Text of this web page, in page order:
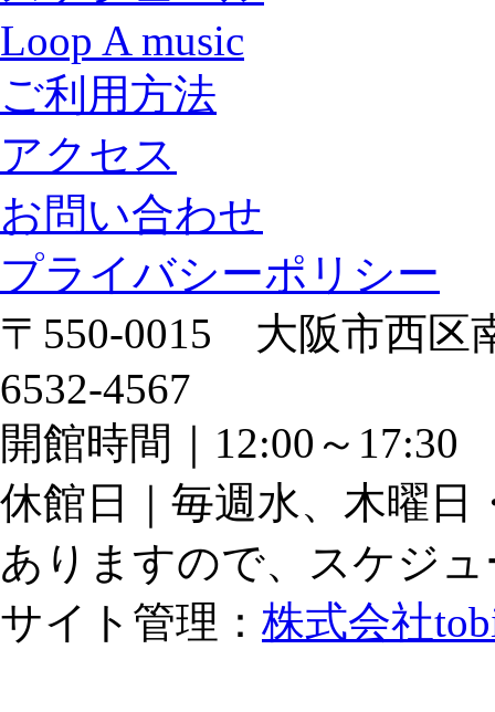
Loop A music
ご利用方法
アクセス
お問い合わせ
プライバシーポリシー
〒550-0015 大阪市西
6532-4567
開館時間｜12:00～
休館日｜毎週水、木曜日
ありますので、スケジ
サイト管理： 株式会社